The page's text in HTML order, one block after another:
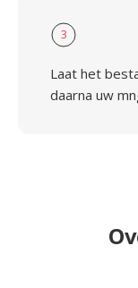
3
Laat het
daarna uw